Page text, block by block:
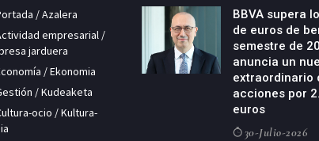
/ Azalera
empresarial /
jarduera
/ Ekonomia
/ Kudeaketa
ocio / Kultura-
BBVA supera
de euros de
semestre de
anuncia un
extraordinario
acciones por
euros
30-Julio-2026